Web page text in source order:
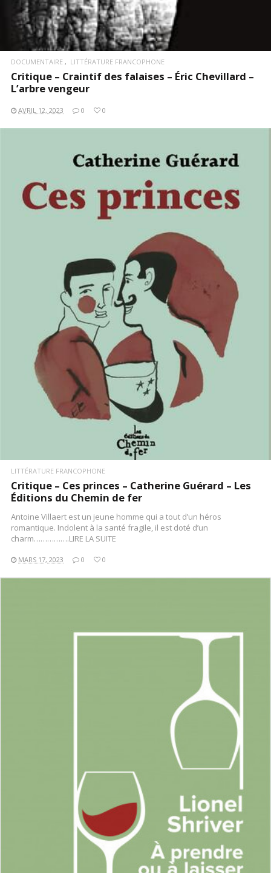
DOCUMENTAIRE LITTÉRATURE FRANCOPHONE
Critique – Craintif des falaises – Éric Chevillard –
L’arbre vengeur
AVRIL 12, 2023 0 0
LIRE LA SUITE
LITTÉRATURE FRANCOPHONE
Critique – Ces princes – Catherine Guérard – Les
Éditions du Chemin de fer
Antoine Villaert est un jeune homme qui a tout d’un héros
romantique. Indolent à la santé fragile, il est doté d’un
charm…………….LIRE LA SUITE
MARS 17, 2023 0 0
LIRE LA SUITE